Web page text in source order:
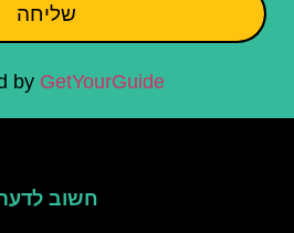
שליחה
by GetYourGuide
חשוב